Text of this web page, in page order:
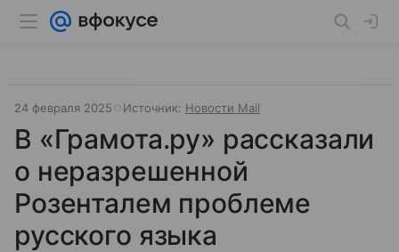
24 февраля 2025 Источник: Новости Mail
В «Грамота.ру» рассказали
о неразрешенной
Розенталем проблеме
русского языка